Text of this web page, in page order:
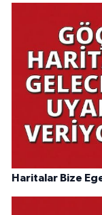
Haritalar Bize